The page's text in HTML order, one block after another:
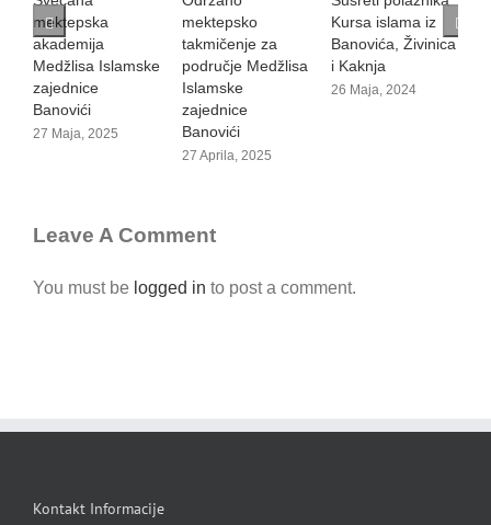
mektepska
akademija
Medžlisa Islamske
zajednice
Banovići
27 Maja, 2025
mektepsko
takmičenje za
područje Medžlisa
Islamske
zajednice
Banovići
27 Aprila, 2025
Kursa islama iz
Banovića, Živinica
i Kaknja
26 Maja, 2024
Leave A Comment
You must be logged in to post a comment.
Kontakt Informacije